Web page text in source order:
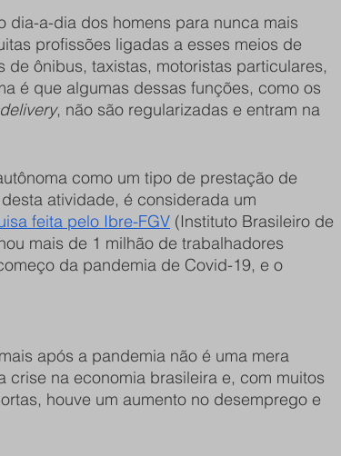
dia-a-dia dos homens para nunca mais
profissões ligadas a esses meios de
ônibus, taxistas, motoristas particulares,
é que algumas dessas funções, como os
delivery, não são regularizadas e entram na
como um tipo de prestação de
atividade, é considerada um
feita pelo Ibre-FGV (Instituto Brasileiro de
mais de 1 milhão de trabalhadores
da pandemia de Covid-19, e o
após a pandemia não é uma mera
na economia brasileira e, com muitos
houve um aumento no desemprego e